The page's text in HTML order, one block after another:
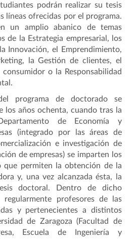
podrán realizar su tesis
líneas ofrecidas por el programa.
un amplio abanico de temas
de la Estrategia empresarial, los
Innovación, el Emprendimiento,
la Gestión de clientes, el
o la Responsabilidad
programa de doctorado se
los años ochenta, cuando tras la
de Economía y
(integrado por las áreas de
e investigación de
de empresas) se imparten los
que permiten la obtención de la
y, una vez alcanzada ésta, la
doctoral. Dentro de dicho
regularmente profesores de las
y pertenecientes a distintos
de Zaragoza (Facultad de
Escuela de Ingeniería y